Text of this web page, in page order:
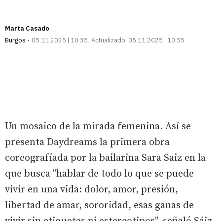
Marta Casado
Burgos
05.11.2025 | 10:35 Actualizado: 05.11.2025 | 10:35
Un mosaico de la mirada femenina. Así se
presenta Daydreams la primera obra
coreografíada por la bailarina Sara Saiz en la
que busca "hablar de todo lo que se puede
vivir en una vida: dolor, amor, presión,
libertad de amar, sororidad, esas ganas de